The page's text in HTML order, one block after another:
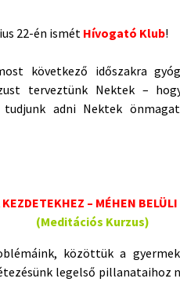
22-én ismét Hívogató Klub!
következő időszakra
terveztünk Nektek –
adni Nektek
KEZDETEKHEZ – MÉHEN
(Meditációs Kurzus)
közöttük a
legelső pillanataihoz